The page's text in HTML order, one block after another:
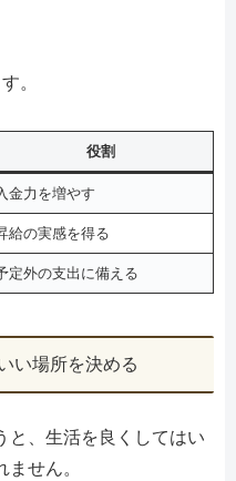
。
役割
金力を増やす
給の実感を得る
定外の支出に備える
い場所を決める
と、生活を良くしてはい
せん。